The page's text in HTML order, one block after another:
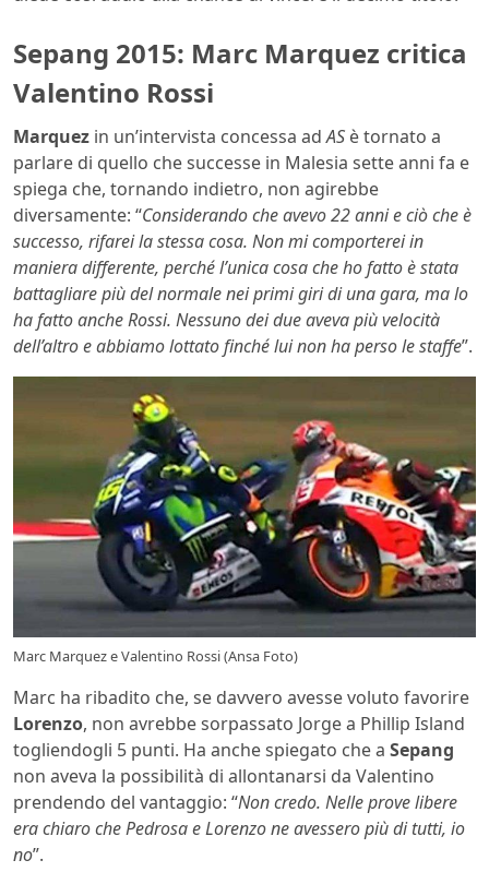
Sepang 2015: Marc Marquez critica
Valentino Rossi
Marquez in un’intervista concessa adAS è tornato a
parlare di quello che successe in Malesia sette anni fa e
spiega che, tornando indietro, non agirebbe
diversamente: “Considerando che avevo 22 anni e ciò che è
successo, rifarei la stessa cosa. Non mi comporterei in
maniera differente, perché l’unica cosa che ho fatto è stata
battagliare più del normale nei primi giri di una gara, ma lo
ha fatto anche Rossi. Nessuno dei due aveva più velocità
dell’altro e abbiamo lottato finché lui non ha perso le staffe”.
Marc Marquez e Valentino Rossi (Ansa Foto)
Marc ha ribadito che, se davvero avesse voluto favorire
Lorenzo, non avrebbe sorpassato Jorge a Phillip Island
togliendogli 5 punti. Ha anche spiegato che a Sepang
non aveva la possibilità di allontanarsi da Valentino
prendendo del vantaggio: “Non credo. Nelle prove libere
era chiaro che Pedrosa e Lorenzo ne avessero più di tutti, io
no”.